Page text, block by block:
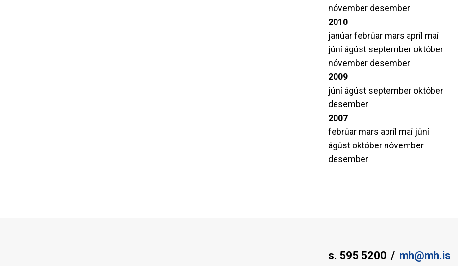
nóvember desember
2010
janúarfebrúar mars apríl maí
júníágúst september október
nóvember desember
2009
júníágúst september október
desember
2007
febrúar mars apríl maí júní
ágúst október nóvember
desember
s. 595 5200 mh@mh.is